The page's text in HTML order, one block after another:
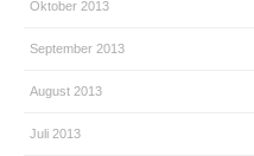
Oktober 2013
September 2013
August 2013
Juli 2013